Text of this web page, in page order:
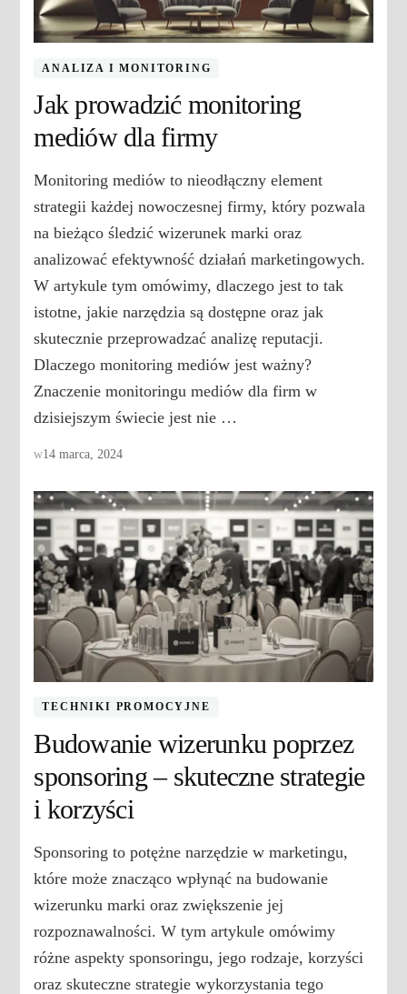
ANALIZA I MONITORING
Jak prowadzić monitoring
mediów dla firmy
Monitoring mediów to nieodłączny element
strategii każdej nowoczesnej firmy, który pozwala
na bieżąco śledzić wizerunek marki oraz
analizować efektywność działań marketingowych.
W artykule tym omówimy, dlaczego jest to tak
istotne, jakie narzędzia są dostępne oraz jak
skutecznie przeprowadzać analizę reputacji.
Dlaczego monitoring mediów jest ważny?
Znaczenie monitoringu mediów dla firm w
dzisiejszym świecie jest nie …
w14 marca, 2024
TECHNIKI PROMOCYJNE
Budowanie wizerunku poprzez
sponsoring – skuteczne strategie
i korzyści
Sponsoring to potężne narzędzie w marketingu,
które może znacząco wpłynąć na budowanie
wizerunku marki oraz zwiększenie jej
rozpoznawalności. W tym artykule omówimy
różne aspekty sponsoringu, jego rodzaje, korzyści
oraz skuteczne strategie wykorzystania tego